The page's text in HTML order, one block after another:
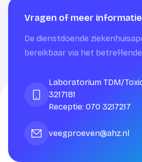
Vragen of meer
De dienstdoende
bereikbaar via het
Laboratorium TDM/
3217181
Receptie: 070 3217217
veegproeven@ahz.nl